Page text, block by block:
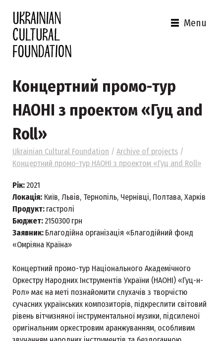
Menu
Концертний промо-тур
НАОНІ з проектом «Гуц and
Roll»
Ukrainian Cultural Foundation / Archive of projects /
Концертний промо-тур НАОНІ з проектом «Гуц and Roll»
Рік: 2021
Локація: Київ, Львів, Тернопіль, Чернівці, Полтава, Харків
Продукт: гастролі
Бюджет: 2150300 грн
Заявник: Благодійна організація «Благодійний фонд
«Омріяна Країна»
Концертний промо-тур Національного Академічного
Оркестру Народних Інструментів України (НАОНІ) «Гуц-н-
Рол» має на меті познайомити слухачів з творчістю
сучасних українських композиторів, підкреслити світовий
рівень вітчизняної інструментальної музики, підсиленої
оригінальним оркестровим аранжуванням, особливим